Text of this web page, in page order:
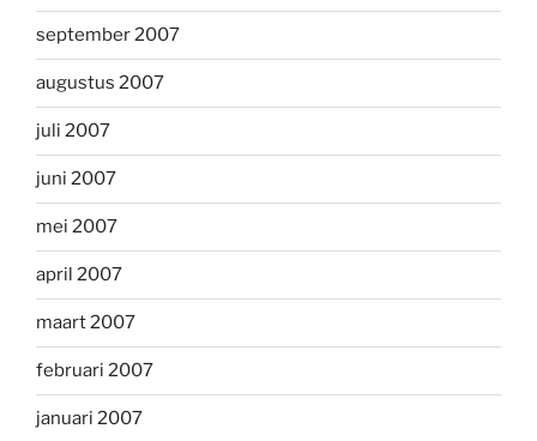
september 2007
augustus 2007
juli 2007
juni 2007
mei 2007
april 2007
maart 2007
februari 2007
januari 2007